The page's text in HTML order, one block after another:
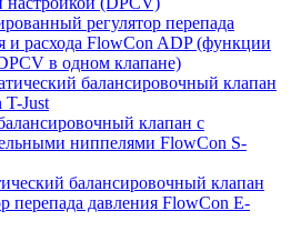
регулятор перепада
и расхода FlowСon ADP (функции
в одном клапане)
балансировочный клапан
Just
клапан с
ниппелями FlowСon S-
балансировочный клапан
перепада давления FlowСon E-